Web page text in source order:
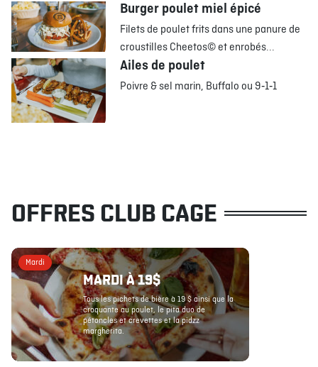
Burger poulet miel épicé
Filets de poulet frits dans une panure de
croustilles Cheetos© et enrobés...
Ailes de poulet
Poivre & sel marin, Buffalo ou 9‑1‑1
OFFRES CLUB CAGE
Mardi
MARDI À 19$
Tous les pichets de bière à 19 $ ainsi que la
croquante au poulet, le pita duo de
pétoncles et crevettes et la pidzz
margherita.